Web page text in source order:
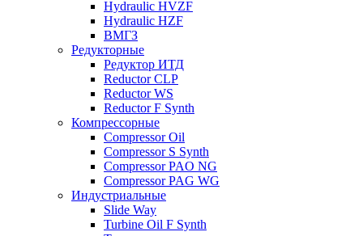
Hydraulic HVZF
Hydraulic HZF
ВМГЗ
Редукторные
Редуктор ИТД
Reductor CLP
Reductor WS
Reductor F Synth
Компрессорные
Compressor Oil
Compressor S Synth
Compressor PAO NG
Compressor PAG WG
Индустриальные
Slide Way
Turbine Oil F Synth